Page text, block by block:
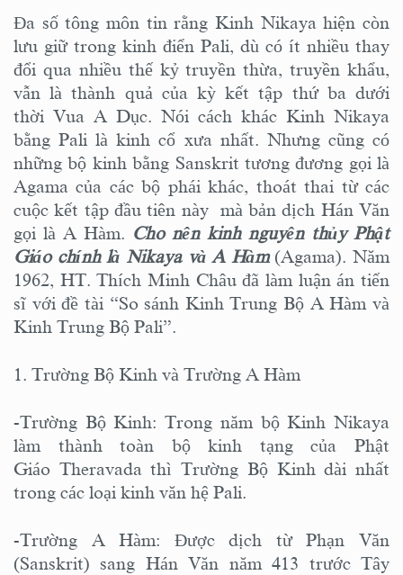
Đa số tông môn tin rằng Kinh Nikaya hiện còn
lưu giữ trong kinh điển Pali, dù có ít nhiều thay
đổi qua nhiều thế kỷ truyền thừa, truyền khẩu,
vẫn là thành quả của kỳ kết tập thứ ba dưới
thời Vua A Dục. Nói cách khác Kinh Nikaya
bằng Pali là kinh cổ xưa nhất. Nhưng cũng có
những bộ kinh bằng Sanskrit tương đương gọi là
Agama của các bộ phái khác, thoát thai từ các
cuộc kết tập đầu tiên này mà bản dịch Hán Văn
gọi là A Hàm. Cho nên kinh nguyên thủy Phật
Giáo chính là Nikaya và A Hàm (Agama). Năm
1962, HT. Thích Minh Châu đã làm luận án tiến
sĩ với đề tài “So sánh Kinh Trung Bộ A Hàm và
Kinh Trung Bộ Pali”.
1. Trường Bộ Kinh và Trường A Hàm
-Trường Bộ Kinh: Trong năm bộ Kinh Nikaya
làm thành toàn bộ kinh tạng của Phật
Giáo Theravada thì Trường Bộ Kinh dài nhất
trong các loại kinh văn hệ Pali.
-Trường A Hàm: Được dịch từ Phạn Văn
(Sanskrit) sang Hán Văn năm 413 trước Tây